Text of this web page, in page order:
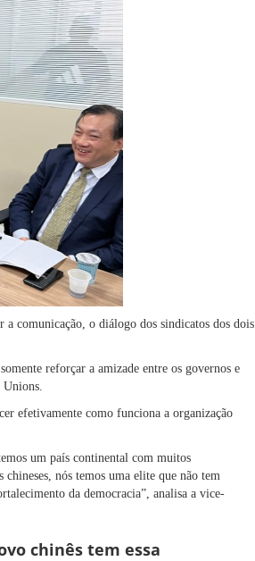
comunicação, o diálogo dos sindicatos dos dois
reforçar a amizade entre os governos e
Unions.
efetivamente como funciona a organização
um país continental com muitos
nós temos uma elite que não tem
da democracia”, analisa a vice-
chinês tem essa